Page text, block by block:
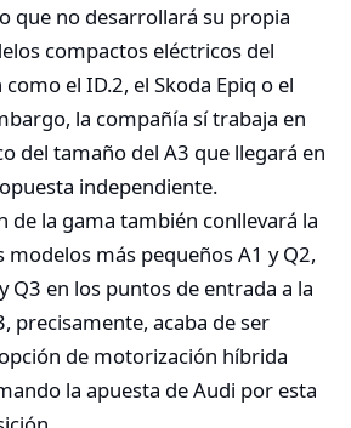
que no desarrollará su propia
compactos eléctricos del
el ID.2, el Skoda Epiq o el
la compañía sí trabaja en
del tamaño del A3 que llegará en
independiente.
de la gama también conllevará la
modelos más pequeños A1 y Q2,
Q3 en los puntos de entrada a la
precisamente, acaba de ser
de motorización híbrida
la apuesta de Audi por esta